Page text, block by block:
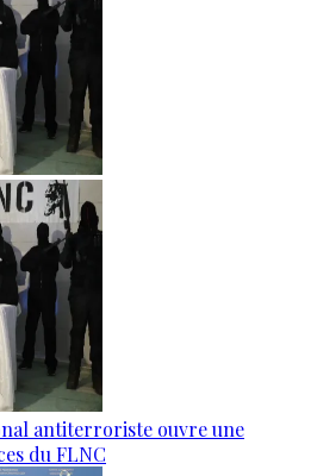
antiterroriste ouvre une
du FLNC